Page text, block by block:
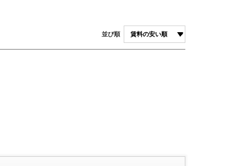
並び順